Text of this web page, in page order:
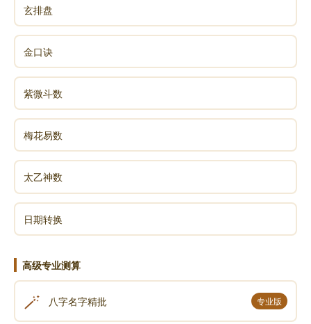
届水陆法会，详情了解：
http://www.xuefo.net/nr/article37/369081.html
声明：部分内容来于网络，如有侵权，请联系我们删除！以上内容，并
玄排盘
金口诀
紫微斗数
梅花易数
太乙神数
日期转换
高级专业测算
🪄 八字名字精批 专业版